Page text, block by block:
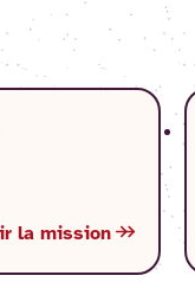
la mission